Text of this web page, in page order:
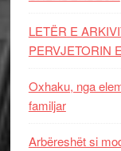
LETËR E
PERVJETORIN
Oxhaku, nga
familjar
Arbëreshët si